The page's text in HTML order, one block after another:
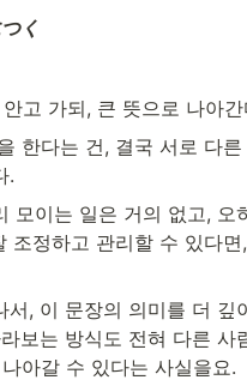
く
고 가되, 큰 뜻으로 나아
한다는 건, 결국 서로 다
.
모이는 일은 거의 없고,
조정하고 관리할 수 있다
서, 이 문장의 의미를 더 깊
보는 방식도 전혀 다른
아갈 수 있다는 사실을요.